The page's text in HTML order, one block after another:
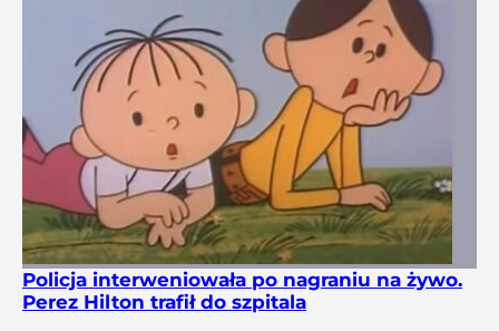
Policja interweniowała po nagraniu na żywo.
Perez Hilton trafił do szpitala